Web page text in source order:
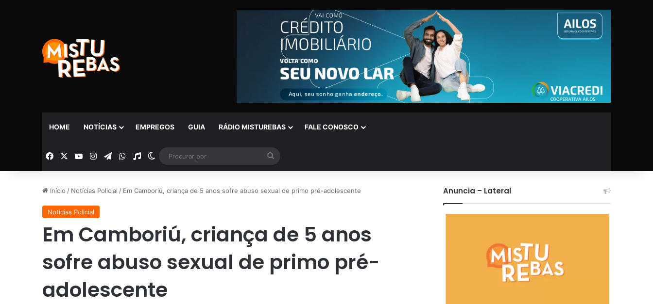
HOME NOTÍCIAS EMPREGOS GUIA RÁDIO MISTUREBAS FALE CONOSCO
Facebook YouTubeInstagramTelegramWhatsApp
Rádio Switch skin
por
Início / Notícias Policial / Em Camboriú, criança de 5 anos sofre abuso sexual de primo pré-adolescente
Notícias Policial
Em Camboriú, criança de 5 anos
sofre abuso sexual de primo pré-
adolescente
Anuncia – Lateral